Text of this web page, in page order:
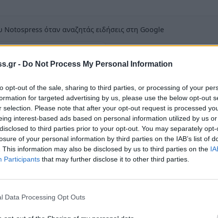
- Do Not Process My Personal Information
opt-out of the sale, sharing to third parties, or processing of your
for targeted advertising by us, please use the below opt-out
selection. Please note that after your opt-out request is processed
interest-based ads based on personal information utilized by us
to third parties prior to your opt-out. You may separately
of your personal information by third parties on the IAB’s list of
This information may also be disclosed by us to third parties on the
Participants that may further disclose it to other third parties.
Data Processing Opt Outs
όταν αναζητάς ειδήσεις στη Google
Λακωνίας, από αστυνομικούς της
ημεδαπός ΡΟΜΑ, γιατί σε βάρος
Σπάρτης, για απόπειρα